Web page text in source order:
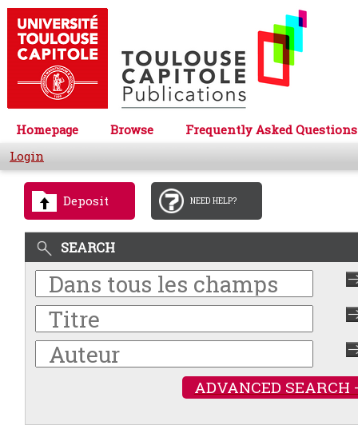
Homepage Browse
Frequently Asked Questions
Login
Deposit NEED HELP?
SEARCH
ADVANCED SEARCH